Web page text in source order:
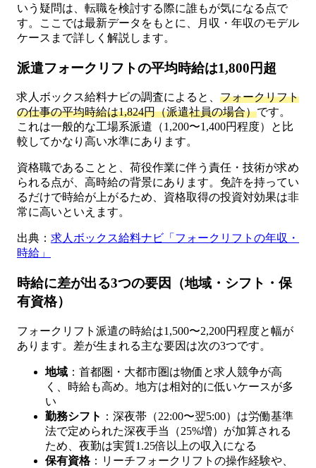
いう疑問は、転職を検討する際に誰もが気になる点で
す。ここでは最新データをもとに、月収・年収のモデル
ケースまで詳しく解説します。
派遣フォークリフトの平均時給は1,800円超
求人ボックス給料ナビの調査によると、 フォークリフト
の仕事の平均時給は1,824円（派遣社員の場合）です。
これは一般的な工場系派遣（1,200〜1,400円程度）と比
較してかなり高い水準にあります。
資格職であることと、荷役作業に伴う責任・技術が求め
られる点が、高時給の背景にあります。免許を持ってい
るだけで時給が上がるため、資格取得の投資対効果は非
常に高いといえます。
出典： 求人ボックス給料ナビ「フォークリフトの年収・
時給」
時給に差が出る3つの要因（地域・シフト・保
有資格）
フォークリフト派遣の時給は1,500〜2,200円程度と幅が
あります。差が生まれる主な要因は次の3つです。
地域 ：首都圏・大都市圏は物価と求人競争が高
く、時給も高め。地方は相対的に低いケースが多
い
勤務シフト ：深夜帯（22:00〜翌5:00）は労働基準
法で定められた深夜手当（25%増）が加算される
ため、夜勤は実質1.25倍以上の収入になる
保有資格：リーチフォークリフトの操作経験や、